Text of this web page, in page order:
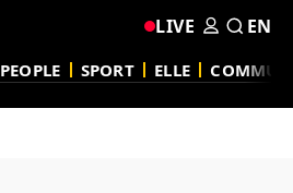
PEOPLE SPORT ELLE
LIVE EN